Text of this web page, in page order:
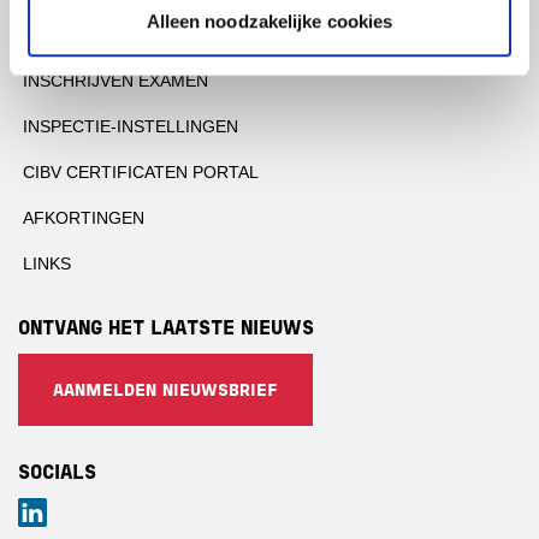
Alleen noodzakelijke cookies
OFFERTE AANVRAGEN
INSCHRIJVEN EXAMEN
INSPECTIE-INSTELLINGEN
CIBV CERTIFICATEN PORTAL
AFKORTINGEN
LINKS
ONTVANG HET LAATSTE NIEUWS
AANMELDEN NIEUWSBRIEF
SOCIALS